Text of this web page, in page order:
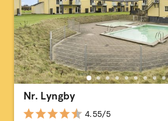
Nr. Lyngby
4.55/5